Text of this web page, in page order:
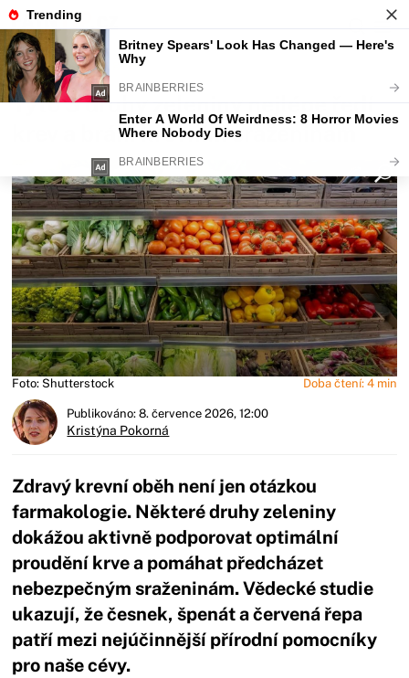
Fajntip.cz Magazín
Tyto 3 druhy zeleniny nejlépe ředí
krev a brání krevním sraženinám
Foto: Shutterstock Doba čtení: 4 min
Publikováno: 8. července 2026, 12:00
Kristýna Pokorná
Zdravý krevní oběh není jen otázkou
farmakologie. Některé druhy zeleniny
dokážou aktivně podporovat optimální
proudění krve a pomáhat předcházet
nebezpečným sraženinám. Vědecké studie
ukazují, že česnek, špenát a červená řepa
patří mezi nejúčinnější přírodní pomocníky
pro naše cévy.